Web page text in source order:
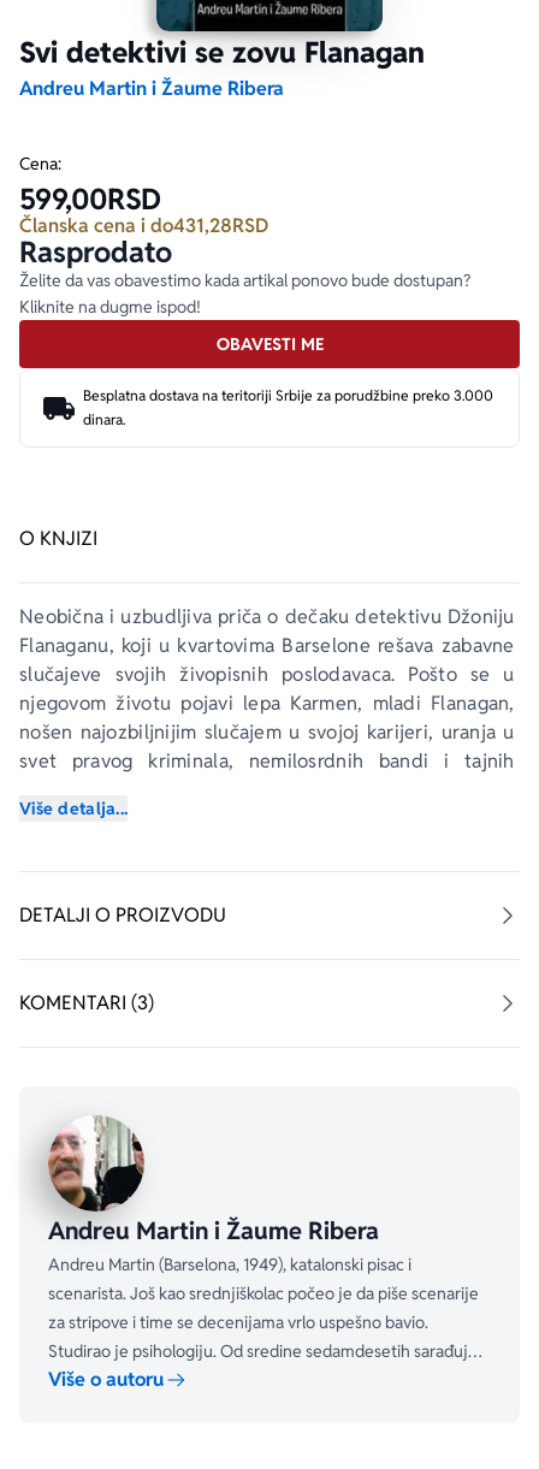
Svi detektivi se zovu Flanagan
Andreu Martin i Žaume Ribera
O KNJIZI
Neobična i uzbudljiva priča o dečaku detektivu Džoniju
Flanaganu, koji u kvartovima Barselone rešava zabavne
slučajeve svojih živopisnih poslodavaca. Pošto se u
njegovom životu pojavi lepa Karmen, mladi Flanagan,
nošen najozbiljnijim slučajem u svojoj karijeri, uranja u
svet pravog kriminala, nemilosrdnih bandi i tajnih
Više detalja...
DETALJI O PROIZVODU
KOMENTARI (3)
Cena:
599,00RSD
Članska cena i do431,28RSD
Rasprodato
Želite da vas obavestimo kada artikal ponovo bude dostupan?
Kliknite na dugme ispod!
OBAVESTI ME
Besplatna dostava na teritoriji Srbije za porudžbine preko 3.000
dinara.
Andreu Martin i Žaume Ribera
Andreu Martin (Barselona, 1949), katalonski pisac i
scenarista. Još kao srednjiškolac počeo je da piše scenarije
za stripove i time se decenijama vrlo uspešno bavio.
Studirao je psihologiju. Od sredine sedamdesetih sarađuje
sa brojnim katalonskim, španskim i francuskim časopisima.
Više o autoru
Ekranizovane knjige
E-knjige
Autori
Poezija
Biografija
Bojan Ljubenović
Milica Jakovljević Mir-Jam
Peter Handke
Elif Šafak